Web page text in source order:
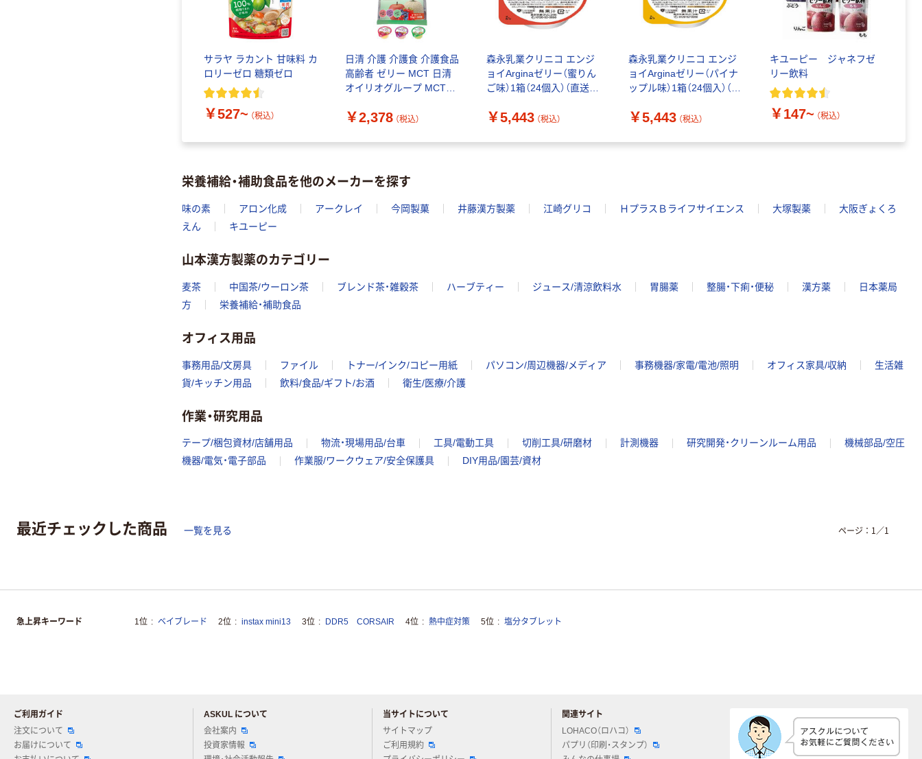
サラヤ ラカント 甘味料 カ
ロリーゼロ 糖類ゼロ
￥527~ （税込）
日清 介護 介護食 介護食品
高齢者 ゼリー MCT 日清
オイリオグループ MCT入
リーン 0202738 1袋
￥2,378 （税込）
森永乳業クリニコ エンジ
ョイArginaゼリー（蜜りん
ご味）1箱（24個入）（直送
￥5,443 （税込）
森永乳業クリニコ エンジ
ョイArginaゼリー（パイナ
ップル味）1箱（24個入）（直
￥5,443 （税込）
キユーピー ジャネフゼ
リー飲料
￥147~ （税込）
栄養補給・補助食品を他のメーカーを探す
味の素 アロン化成 アークレイ 今岡製菓 井藤漢方製薬 江崎グリコ ＨプラスＢライフサイエンス 大塚製薬
大阪ぎょくろ
えん
キユーピー
山本漢方製薬のカテゴリー
麦茶 中国茶/ウーロン茶 ブレンド茶・雑穀茶 ハーブティー ジュース/清涼飲料水 胃腸薬 整腸・下痢・便秘 漢方薬
日本薬局
方
栄養補給・補助食品
オフィス用品
事務用品/文房具 ファイル トナー/インク/コピー用紙 パソコン/周辺機器/メディア 事務機器/家電/電池/照明 オフィス家具/収納
生活雑
貨/キッチン用品
飲料/食品/ギフト/お酒 衛生/医療/介護
作業・研究用品
テープ/梱包資材/店舗用品 物流・現場用品/台車 工具/電動工具 切削工具/研磨材 計測機器 研究開発・クリーンルーム用品
機械部品/空圧
機器/電気・電子部品
作業服/ワークウェア/安全保護具 DIY用品/園芸/資材
最近チェックした商品 一覧を見る ページ： 1／1
急上昇キーワード 1位 ベイブレード 2位 instax mini13 3位 DDR5 CORSAIR 4位 熱中症対策 5位 塩分タブレット
ご利用ガイド
注文について
お届けについて
ASKUL について
会社案内
投資家情報
当サイトについて
サイトマップ
ご利用規約
関連サイト
LOHACO（ロハコ）
パプリ（印刷・スタンプ）